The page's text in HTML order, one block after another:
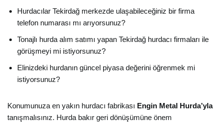
Hurdacılar Tekirdağ merkezde ulaşabileceğiniz bir firma
telefon numarası mı arıyorsunuz?
Tonajlı hurda alım satımı yapan Tekirdağ hurdacı firmaları ile
görüşmeyi mi istiyorsunuz?
Elinizdeki hurdanın güncel piyasa değerini öğrenmek mi
istiyorsunuz?
Konumunuza en yakın hurdacı fabrikası Engin Metal Hurda’yla
tanışmalısınız. Hurda bakır geri dönüşümüne önem